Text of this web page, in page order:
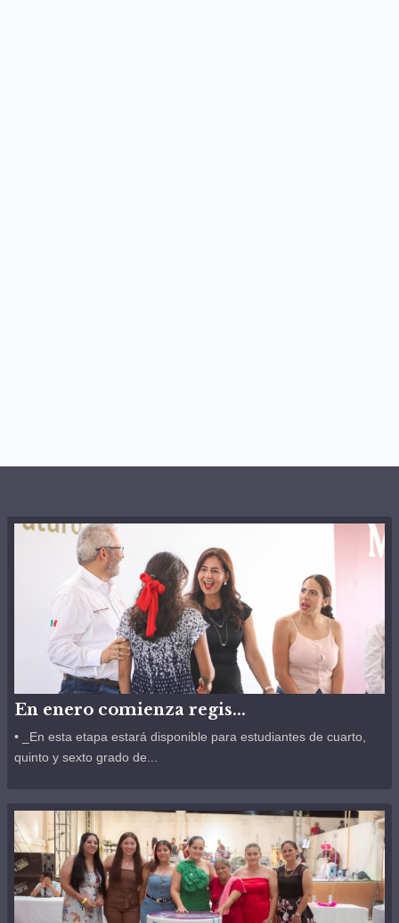
En enero comienza regis...
• _En esta etapa estará disponible para estudiantes de cuarto,
quinto y sexto grado de...